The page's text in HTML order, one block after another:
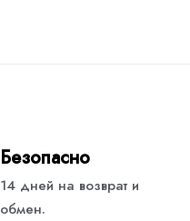
Безопасно
14 дней на возврат и
обмен.